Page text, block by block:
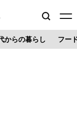
からの暮らし フー